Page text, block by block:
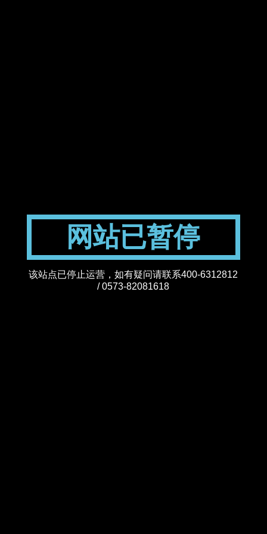
网站已暂停
该站点已停止运营，如有疑问请联系400-6312812
/ 0573-82081618